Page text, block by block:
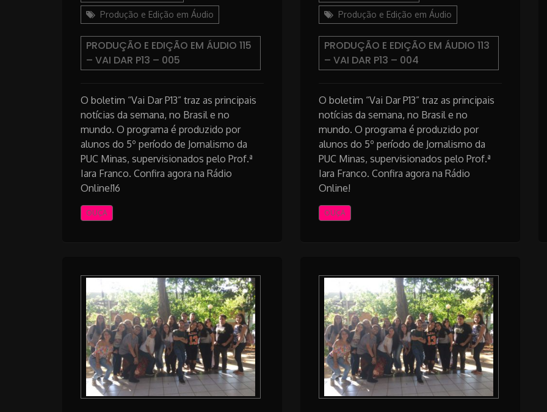
Produção e Edição em Áudio
PRODUÇÃO E EDIÇÃO EM ÁUDIO 115
– VAI DAR P13 – 005
O boletim “Vai Dar P13” traz as principais
notícias da semana, no Brasil e no
mundo. O programa é produzido por
alunos do 5º período de Jornalismo da
PUC Minas, supervisionados pelo Prof.ª
Iara Franco. Confira agora na Rádio
Online!16
OUÇA
Produção e Edição em Áudio
PRODUÇÃO E EDIÇÃO EM ÁUDIO 113
– VAI DAR P13 – 004
O boletim “Vai Dar P13” traz as principais
notícias da semana, no Brasil e no
mundo. O programa é produzido por
alunos do 5º período de Jornalismo da
PUC Minas, supervisionados pelo Prof.ª
Iara Franco. Confira agora na Rádio
Online!
OUÇA